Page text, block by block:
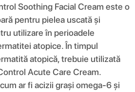
Soothing Facial Cream este o
pentru pielea uscată și
utilizare în perioadele
atopice. În timpul
atopică, trebuie utilizată
Acute Care Cream.
ar fi acizii grași omega-6 și